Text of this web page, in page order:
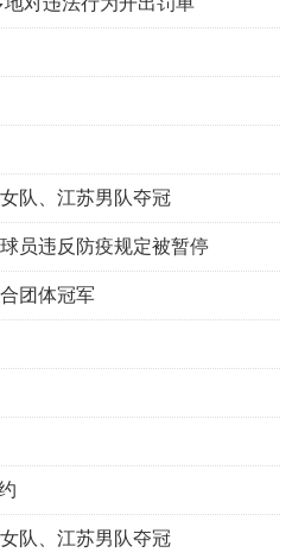
队、江苏男队夺冠
员违反防疫规定被暂停
团体冠军
队、江苏男队夺冠